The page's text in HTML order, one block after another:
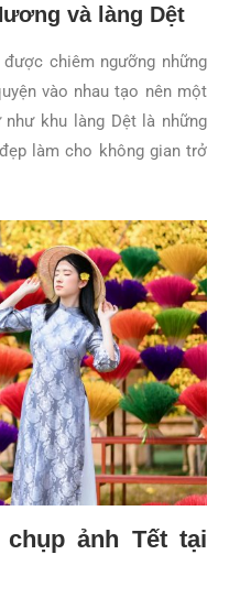
và làng Dệt
chiêm ngưỡng những
vào nhau tạo nên một
khu làng Dệt là những
làm cho không gian trở
ảnh Tết tại